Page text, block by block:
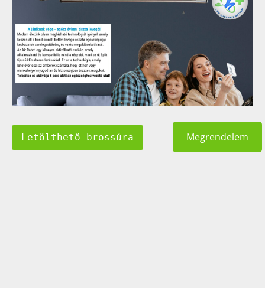
Letölthető brossúra Megrendelem